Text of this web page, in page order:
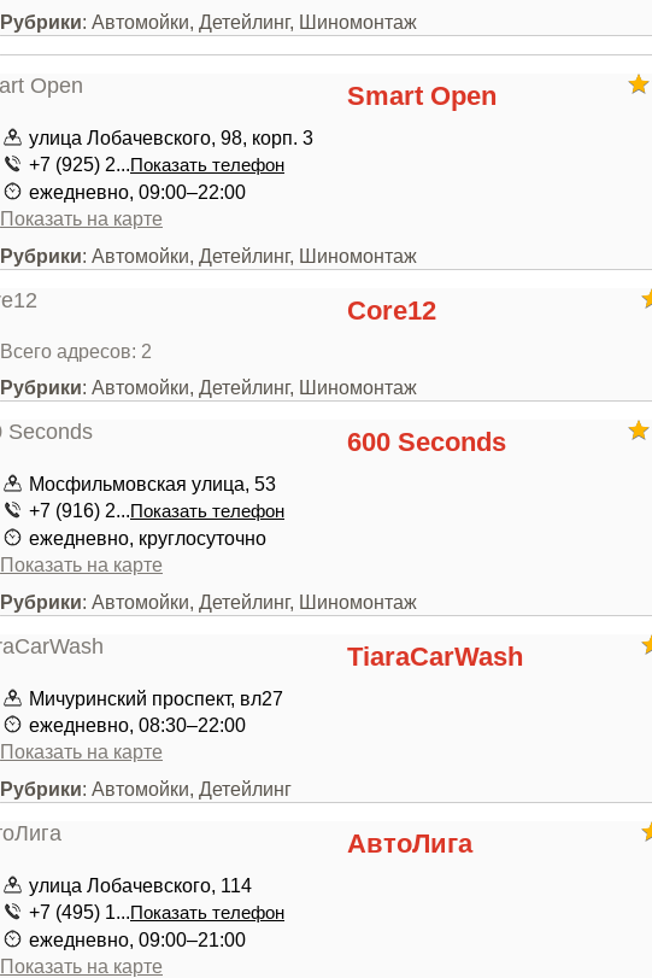
Рубрики: Автомойки, Детейлинг, Шиномонтаж
Smart Open
улица Лобачевского, 98, корп. 3
+7 (925) 2...Показать телефон
ежедневно, 09:00–22:00
Показать на карте
Рубрики: Автомойки, Детейлинг, Шиномонтаж
Core12
Всего адресов: 2
Рубрики: Автомойки, Детейлинг, Шиномонтаж
600 Seconds
Мосфильмовская улица, 53
+7 (916) 2...Показать телефон
ежедневно, круглосуточно
Показать на карте
Рубрики: Автомойки, Детейлинг, Шиномонтаж
TiaraCarWash
Мичуринский проспект, вл27
ежедневно, 08:30–22:00
Показать на карте
Рубрики: Автомойки, Детейлинг
АвтоЛига
улица Лобачевского, 114
+7 (495) 1...Показать телефон
ежедневно, 09:00–21:00
Показать на карте